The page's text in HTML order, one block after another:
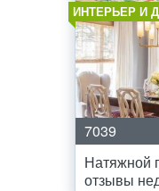
ИНТЕРЬЕР И
7039
Натяжной
отзывы